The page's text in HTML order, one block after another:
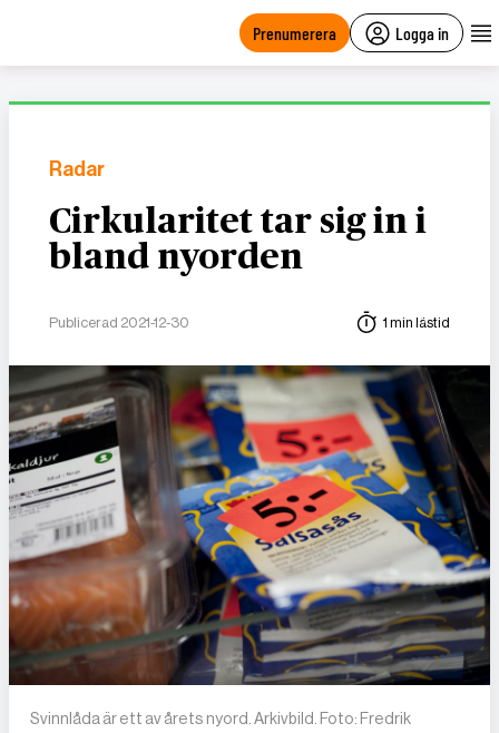
Prenumerera Logga in
Radar
Cirkularitet tar sig in i
bland nyorden
Publicerad 2021-12-30 1 min lästid
Svinnlåda är ett av årets nyord. Arkivbild. Foto: Fredrik